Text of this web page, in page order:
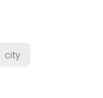
city